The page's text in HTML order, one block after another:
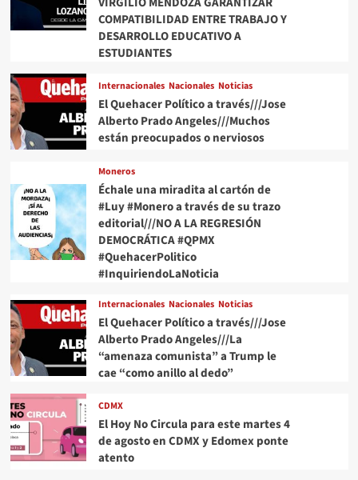
COMPATIBILIDAD ENTRE TRABAJO Y
DESARROLLO EDUCATIVO A
ESTUDIANTES
Internacionales Nacionales Noticias
El Quehacer Político a través///Jose
Alberto Prado Angeles///Muchos
están preocupados o nerviosos
Moneros
Échale una miradita al cartón de
#Luy #Monero a través de su trazo
editorial///NO A LA REGRESIÓN
DEMOCRÁTICA #QPMX
#QuehacerPolitico
#InquiriendoLaNoticia
Internacionales Nacionales Noticias
El Quehacer Político a través///Jose
Alberto Prado Angeles///La
“amenaza comunista” a Trump le
cae “como anillo al dedo”
CDMX
El Hoy No Circula para este martes 4
de agosto en CDMX y Edomex ponte
atento